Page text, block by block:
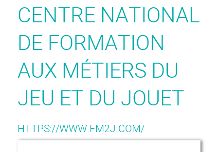
CENTRE NATIONAL
DE FORMATION
AUX MÉTIERS DU
JEU ET DU JOUET
HTTPS://WWW.FM2J.COM/